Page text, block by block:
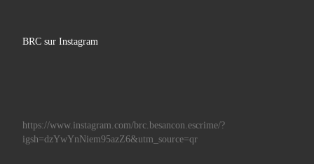
BRC sur Instagram
https://www.instagram.com/brc.besancon.escrime/?
igsh=dzYwYnNiem95azZ6&utm_source=qr